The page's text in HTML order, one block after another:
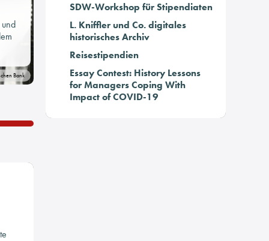
Bank
SDW-Workshop für Stipendiaten
L. Kniffler und Co. digitales
historisches Archiv
Reisestipendien
Essay Contest: History Lessons
for Managers Coping With
Impact of COVID-19